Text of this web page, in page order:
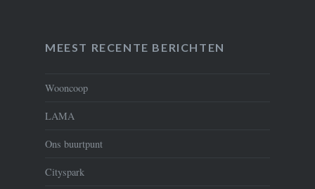
MEEST RECENTE BERICHTEN
Wooncoop
LAMA
Ons buurtpunt
Cityspark